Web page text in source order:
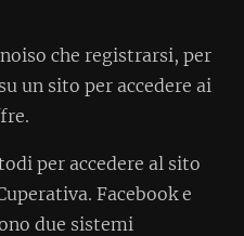
che registrarsi, per
un sito per accedere ai
per accedere al sito
Facebook e
due sistemi